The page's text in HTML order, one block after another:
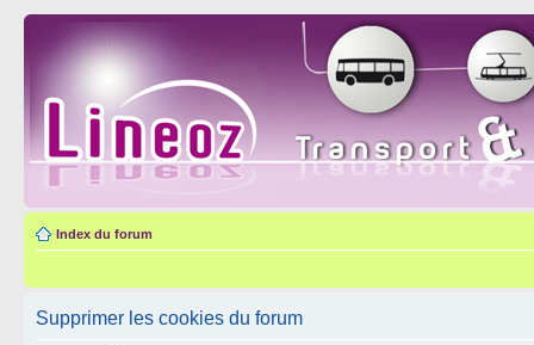
Index du forum
Supprimer les cookies du forum